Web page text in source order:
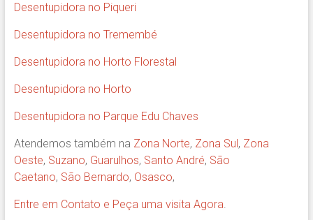
Desentupidora no Piqueri
Desentupidora no Tremembé
Desentupidora no Horto Florestal
Desentupidora no Horto
Desentupidora no Parque Edu Chaves
Atendemos também na Zona Norte, Zona Sul, Zona
Oeste, Suzano, Guarulhos, Santo André, São
Caetano, São Bernardo, Osasco,
Entre em Contato e Peça uma visita Agora.